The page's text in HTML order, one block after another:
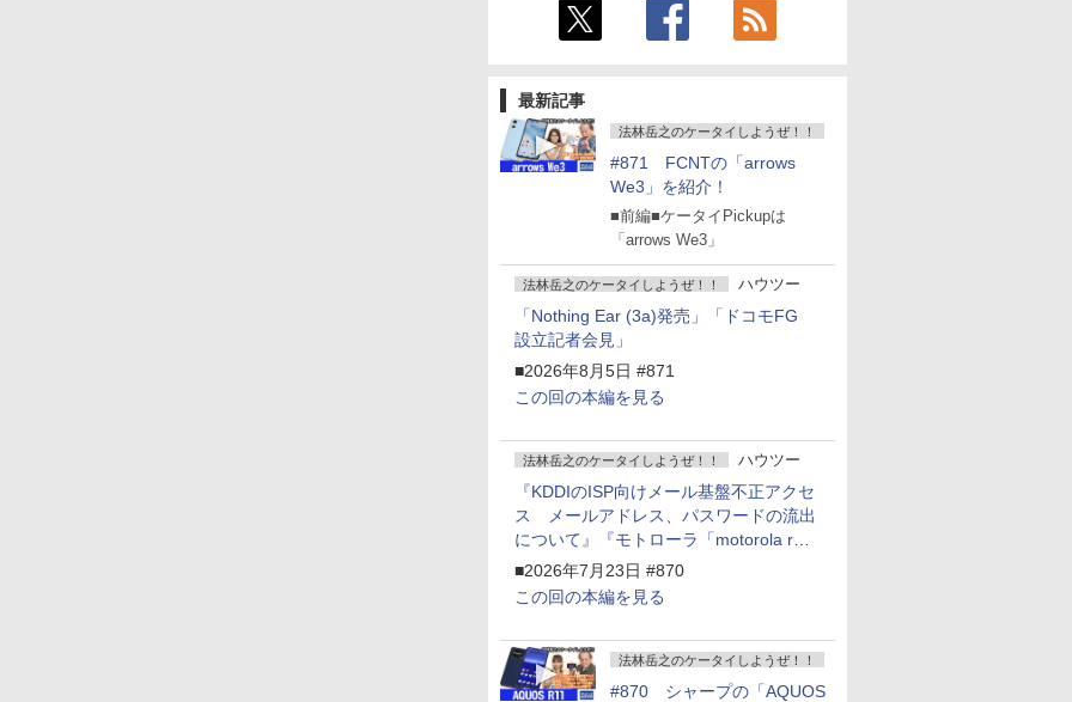
最新記事
法林岳之のケータイしようぜ！！
#871 FCNTの「arrows
We3」を紹介！
■前編■ケータイPickupは
「arrows We3」
法林岳之のケータイしようぜ！！ ハウツー
「Nothing Ear (3a)発売」「ドコモFG
設立記者会見」
■2026年8月5日 #871
この回の本編を見る
法林岳之のケータイしようぜ！！ ハウツー
『KDDIのISP向けメール基盤不正アクセ
ス メールアドレス、パスワードの流出
について』『モトローラ「motorola razr
fold」発表』『サムスン「Galaxy
Unpacked」開催』
■2026年7月23日 #870
この回の本編を見る
法林岳之のケータイしようぜ！！
#870 シャープの「AQUOS